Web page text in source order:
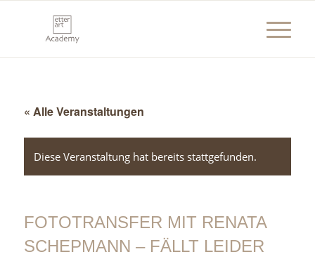
« Alle Veranstaltungen
Diese Veranstaltung hat bereits stattgefunden.
FOTOTRANSFER MIT RENATA
SCHEPMANN – FÄLLT LEIDER